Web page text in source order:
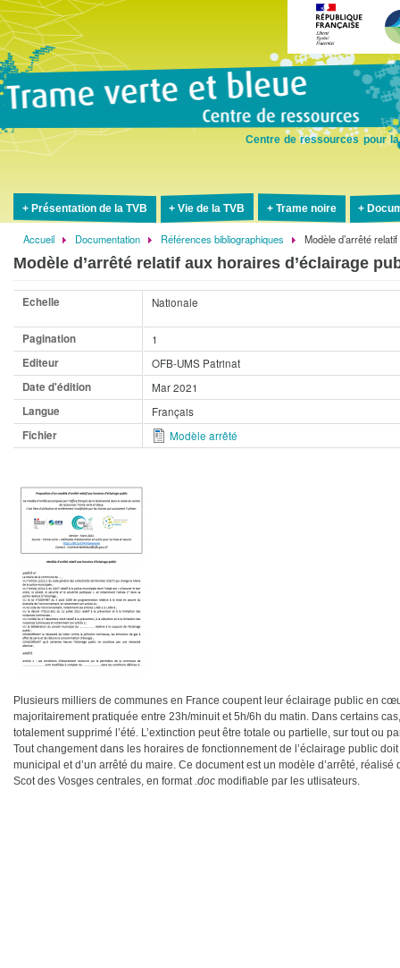
Centre de ressources pour
Présentation de la TVB Vie de la TVB Trame noire
Fil
d'Ariane
Accueil Documentation Références bibliographiques Modèle d’arrêté
Modèle d’arrêté relatif aux horaires d’éclairage
Echelle Nationale
Pagination
1
Editeur
OFB-UMS Patrinat
Date d'édition
Mar 2021
Langue
Français
Fichier
Modèle arrêté
Plusieurs milliers de communes en France coupent leur éclairage public en
majoritairement pratiquée entre 23h/minuit et 5h/6h du matin. Dans certains
totalement supprimé l’été. L’extinction peut être totale ou partielle, sur tout ou
Tout changement dans les horaires de fonctionnement de l’éclairage public
municipal et d’un arrêté du maire. Ce document est un modèle d’arrêté,
Scot des Vosges centrales, en format.doc modifiable par les utlisateurs.